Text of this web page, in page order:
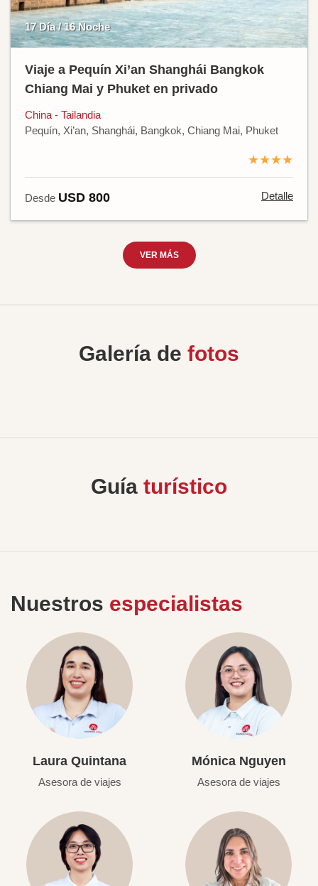
17 Día / 16 Noche
Viaje a Pequín Xi’an Shanghái Bangkok
Chiang Mai y Phuket en privado
China - Tailandia
Pequín, Xi’an, Shanghái, Bangkok, Chiang Mai, Phuket
★★★★
Desde USD 800 Detalle
VER MÁS
Galería de fotos
Guía turístico
Nuestros especialistas
Laura Quintana
Asesora de viajes
Mónica Nguyen
Asesora de viajes